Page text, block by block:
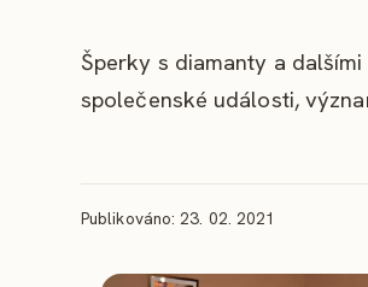
Šperky s diamanty a
společenské události,
Publikováno: 23. 02. 2021